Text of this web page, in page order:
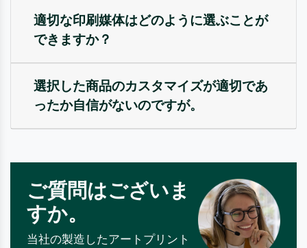
適切な印刷媒体はどのように選ぶことが
できますか？
選択した商品のカスタマイズが適切であ
ったか自信がないのですが。
ご質問はございま
すか。
当社の製造したアートプリント